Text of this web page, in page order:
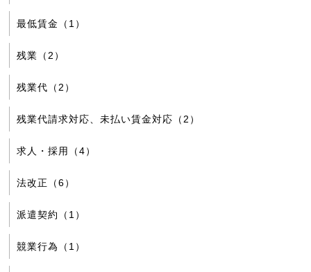
最低賃金（1）
残業（2）
残業代（2）
残業代請求対応、未払い賃金対応（2）
求人・採用（4）
法改正（6）
派遣契約（1）
競業行為（1）